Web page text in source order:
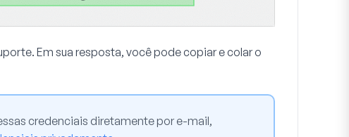
Em sua resposta, você pode copiar e colar o
credenciais diretamente por e-mail,